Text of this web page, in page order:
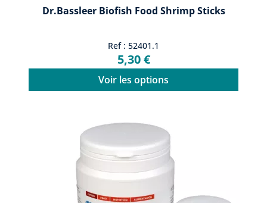
Dr.Bassleer Biofish Food Shrimp Sticks
Ref : 52401.1
5,30 €
Voir les options